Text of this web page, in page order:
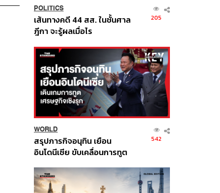
POLITICS
เส้นทางคดี 44 สส. ในชั้นศาล
ฎีกา จะรู้ผลเมื่อไร
205
WORLD
สรุปภารกิจอนุทิน เยือน
อินโดนีเซีย ขับเคลื่อนการทูต
ส่วนยุทธศาสตร์ไทย –
อินโดนีเซีย
542